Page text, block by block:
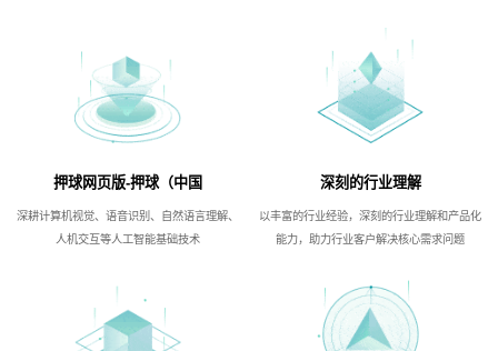
押球网页版-押球（中国
深耕计算机视觉、语音识别、自然语言理解、
人机交互等人工智能基础技术
深刻的行业理解
以丰富的行业经验，深刻的行业理解和产品化
能力，助力行业客户解决核心需求问题